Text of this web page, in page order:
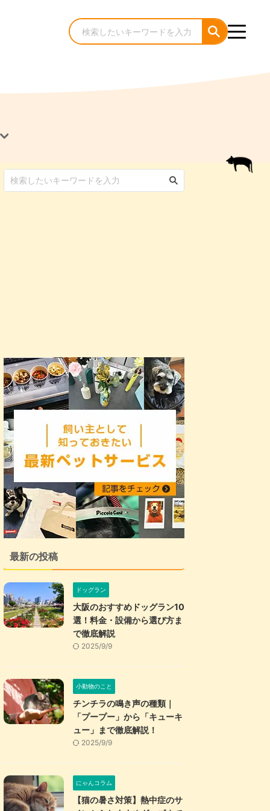
犬のケア・お手入れ
猫のケア・お手入れ
最新の投稿
ドッグラン
大阪のおすすめドッグラン10
選！料金・設備から選び方ま
で徹底解説
2025/9/9
小動物のこと
チンチラの鳴き声の種類｜
「プープー」から「キューキ
ュー」まで徹底解説！
2025/9/9
にゃんコラム
【猫の暑さ対策】熱中症のサ